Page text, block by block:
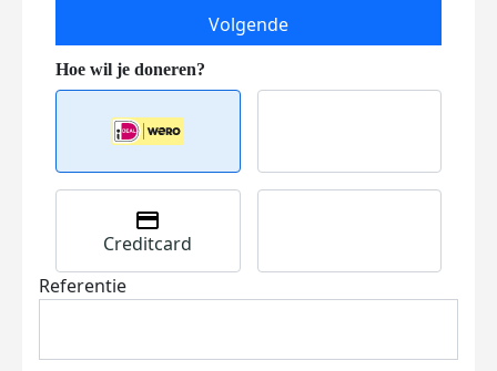
Volgende
Creditcard
Referentie